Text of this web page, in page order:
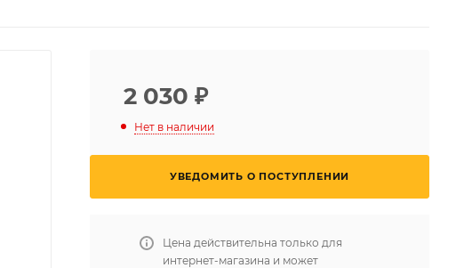
2 030 ₽
Нет в наличии
УВЕДОМИТЬ О ПОСТУПЛЕНИИ
Цена действительна только для
интернет-магазина и может